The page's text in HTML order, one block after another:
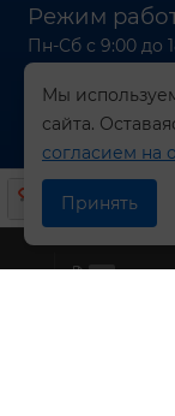
Режим
Пн-Сб с 9:00 до
0
Мы
сайта.
согласием на
Принять